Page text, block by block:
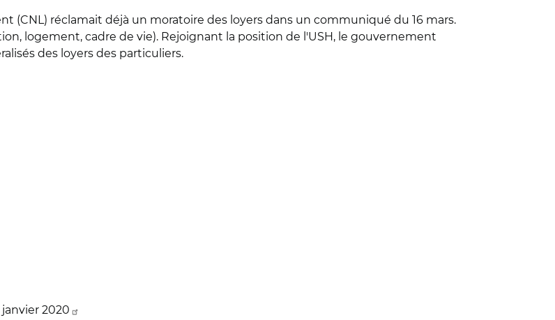
(CNL) réclamait déjà un moratoire des loyers dans un communiqué du 16 mars.
logement, cadre de vie). Rejoignant la position de l'USH, le gouvernement
des loyers des particuliers.
2020